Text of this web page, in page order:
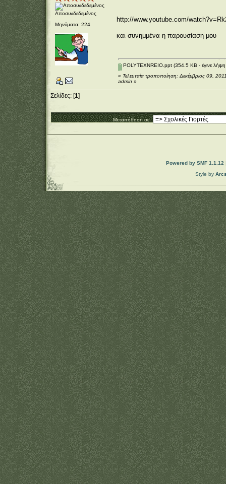
Αποσυνδεδεμένος
Μηνύματα: 224
http://www.youtube.com/
και συνημμένα η παρουσίαση μου
POLYTEXNREIO.ppt(354.5 KB - έγινε
« Τελευταία τροποποίηση: Δεκέμβριος 09,
admin »
Σελίδες: [1]
Μεταπήδηση σε:
Powered by SMF 1.1.12
Style by